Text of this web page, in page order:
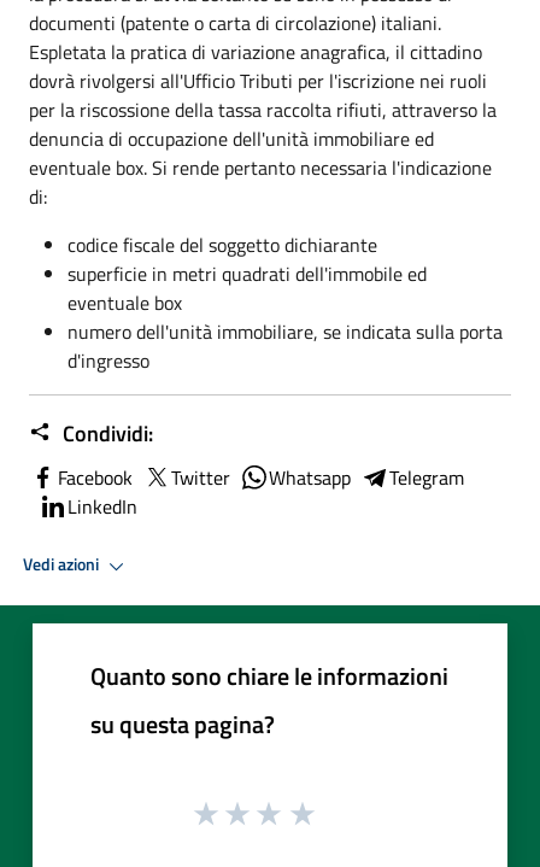
documenti (patente o carta di circolazione) italiani.
Espletata la pratica di variazione anagrafica, il cittadino
dovrà rivolgersi all'Ufficio Tributi per l'iscrizione nei ruoli
per la riscossione della tassa raccolta rifiuti, attraverso la
denuncia di occupazione dell'unità immobiliare ed
eventuale box. Si rende pertanto necessaria l'indicazione
di:
codice fiscale del soggetto dichiarante
superficie in metri quadrati dell'immobile ed
eventuale box
numero dell'unità immobiliare, se indicata sulla porta
d'ingresso
Condividi:
Facebook Twitter Whatsapp
Telegram
LinkedIn
Vedi azioni
Quanto sono chiare le informazioni
su questa pagina?